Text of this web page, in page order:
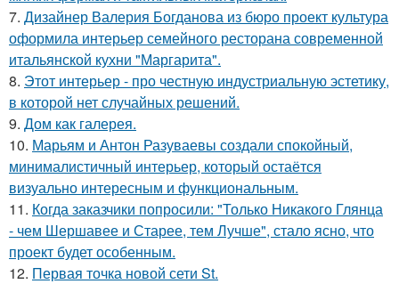
7. Дизайнер Валерия Богданова из бюро проект культура
оформила интерьер семейного ресторана современной
итальянской кухни "Маргарита".
8. Этот интерьер - про честную индустриальную эстетику,
в которой нет случайных решений.
9. Дом как галерея.
10. Марьям и Антон Разуваевы создали спокойный,
минималистичный интерьер, который остаётся
визуально интересным и функциональным.
11. Когда заказчики попросили: "Только Никакого Глянца
- чем Шершавее и Старее, тем Лучше", стало ясно, что
проект будет особенным.
12. Первая точка новой сети St.